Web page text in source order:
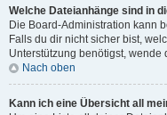
Welche Dateianhänge sind in
Die Board-Administration kann
Falls du dir nicht sicher bist,
Unterstützung benötigst,
Nach oben
Kann ich eine Übersicht all